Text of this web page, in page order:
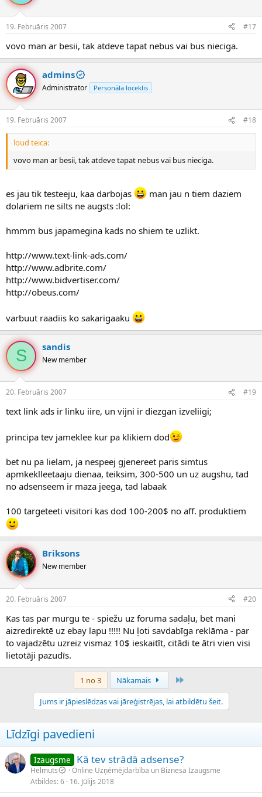
19. Februāris 2007 #17
vovo man ar besii, tak atdeve tapat nebus vai bus nieciga.
admins
Administrator Personāla loceklis
19. Februāris 2007 #18
loud teica:
vovo man ar besii, tak atdeve tapat nebus vai bus nieciga.
es jau tik testeeju, kaa darbojas
man jau n tiem daziem
dolariem ne silts ne augsts :lol:
hmmm bus japamegina kads no shiem te uzlikt.
http://www.text-link-ads.com/
http://www.adbrite.com/
http://www.bidvertiser.com/
http://obeus.com/
varbuut raadiis ko sakarigaaku
S sandis
New member
20. Februāris 2007 #19
text link ads ir linku iire, un vijni ir diezgan izveliigi;
principa tev jameklee kur pa klikiem dod
bet nu pa lielam, ja nespeej gjenereet paris simtus
apmkeklleetaaju dienaa, teiksim, 300-500 un uz augshu, tad
no adsenseem ir maza jeega, tad labaak
100 targeteeti visitori kas dod 100-200$ no aff. produktiem
Briksons
New member
20. Februāris 2007 #20
Kas tas par murgu te - spiežu uz foruma sadaļu, bet mani
aizredirektē uz ebay lapu !!!!! Nu ļoti savdabīga reklāma - par
to vajadzētu uzreiz vismaz 10$ ieskaitīt, citādi te ātri vien visi
lietotāji pazudīs.
1 no 3 Nākamais
Jums ir jāpieslēdzas vai jāreģistrējas, lai atbildētu šeit.
Līdzīgi pavedieni
Izaugsme Kā tev strādā adsense?
Helmuts
Online Uzņēmējdarbība un Biznesa Izaugsme
Atbildes 6 16. Jūlijs 2018